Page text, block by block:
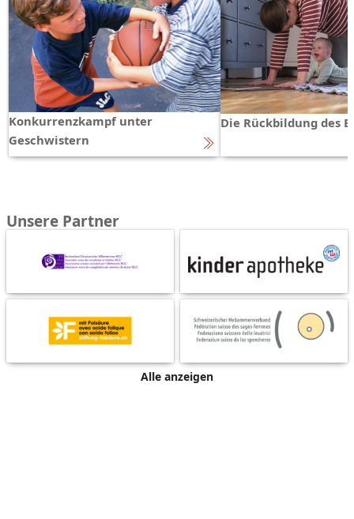
Konkurrenzkampf unter
Geschwistern
Die Rückbildung des
Unsere Partner
Alle anzeigen